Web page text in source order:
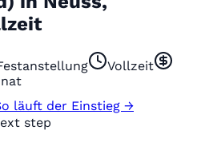
Vollzeit
läuft der Einstieg →
step